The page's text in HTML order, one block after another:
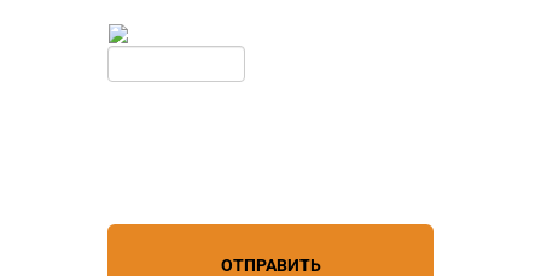
ОТПРАВИТЬ